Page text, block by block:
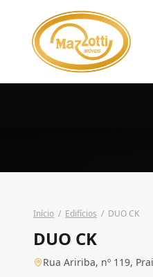
Início / Edifícios / DUO CK
DUO CK
Rua Aririba, nº 119,